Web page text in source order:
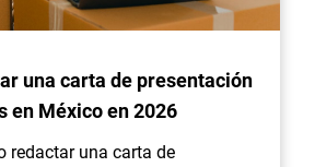
una carta de presentación
en México en 2026
redactar una carta de